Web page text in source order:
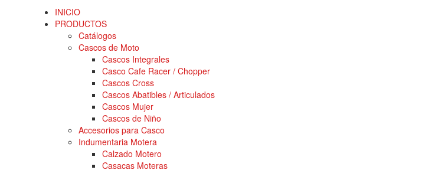
INICIO
PRODUCTOS
Catálogos
Cascos de Moto
Cascos Integrales
Casco Cafe Racer / Chopper
Cascos Cross
Cascos Abatibles / Articulados
Cascos Mujer
Cascos de Niño
Accesorios para Casco
Indumentaria Motera
Calzado Motero
Casacas Moteras